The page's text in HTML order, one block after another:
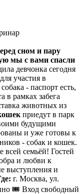
сном и пару
мы с вами спасли
девчонка сегодня
участия в
- паспорт есть,
в рамках забега
животных из
приедут в парк
будущими
и уже готовы к
- собак и кошек.
всей семьёй! Гостей
и любви к
выступления и
г. Москва, ул.
🎟 Вход свободный